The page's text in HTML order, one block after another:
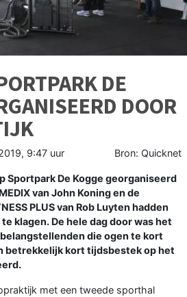
DE
DOOR
9:47 uur Bron: Quicknet
Sportpark De Kogge georganiseerd
van John Koning en de
PLUS van Rob Luyten hadden
klagen. De hele dag door was het
die ogen te kort
betrekkelijk kort tijdsbestek op het
met een tweede sporthal